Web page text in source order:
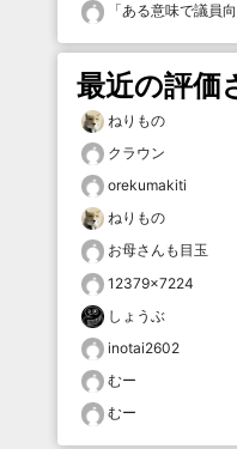
「ある意味で議員
最近の評価
ねりもの
クラウン
orekumakiti
ねりもの
お母さんも目玉
12379×7224
しょうぶ
inotai2602
むー
むー